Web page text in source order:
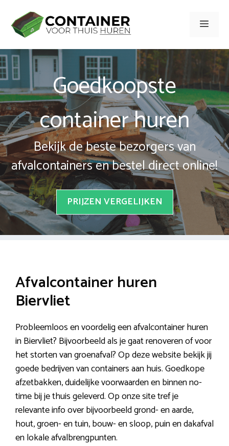
naar
inhoud
Menu
Goedkoopste
container huren
Bekijk de beste bezorgers van
afvalcontainers en bestel direct online!
PRIJZEN VERGELIJKEN
Afvalcontainer huren
Biervliet
Probleemloos en voordelig een afvalcontainer huren
in Biervliet? Bijvoorbeeld als je gaat renoveren of voor
het storten van groenafval? Op deze website bekijk jij
goede bedrijven van containers aan huis. Goedkope
afzetbakken, duidelijke voorwaarden en binnen no-
time bij je thuis geleverd. Op onze site tref je
relevante info over bijvoorbeeld grond- en aarde,
hout, groen- en tuin, bouw- en sloop, puin en dakafval
en lokale afvalbrengpunten.